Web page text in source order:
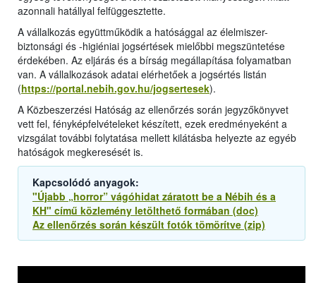
azonnali hatállyal felfüggesztette.
A vállalkozás együttműködik a hatósággal az élelmiszer-
biztonsági és -higiéniai jogsértések mielőbbi megszüntetése
érdekében. Az eljárás és a bírság megállapítása folyamatban
van. A vállalkozások adatai elérhetőek a jogsértés listán
(https://portal.nebih.gov.hu/jogsertesek).
A Közbeszerzési Hatóság az ellenőrzés során jegyzőkönyvet
vett fel, fényképfelvételeket készített, ezek eredményeként a
vizsgálat további folytatása mellett kilátásba helyezte az egyéb
hatóságok megkeresését is.
Kapcsolódó anyagok:
"Újabb „horror” vágóhidat záratott be a Nébih és a
KH" című közlemény letölthető formában (doc)
Az ellenőrzés során készült fotók tömörítve (zip)